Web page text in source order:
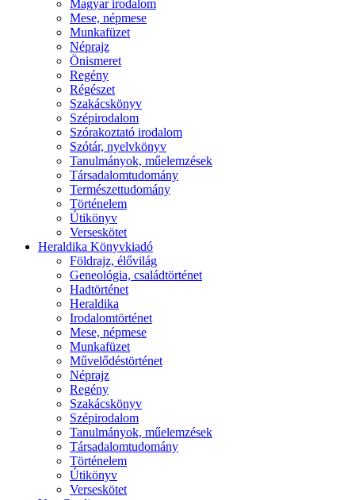
Magyar irodalom
Mese, népmese
Munkafüzet
Néprajz
Önismeret
Regény
Régészet
Szakácskönyv
Szépirodalom
Szórakoztató irodalom
Szótár, nyelvkönyv
Tanulmányok, műelemzések
Társadalomtudomány
Természettudomány
Történelem
Útikönyv
Verseskötet
Heraldika Könyvkiadó
Földrajz, élővilág
Geneológia, családtörténet
Hadtörténet
Heraldika
Irodalomtörténet
Mese, népmese
Munkafüzet
Művelődéstörténet
Néprajz
Regény
Szakácskönyv
Szépirodalom
Tanulmányok, műelemzések
Társadalomtudomány
Történelem
Útikönyv
Verseskötet